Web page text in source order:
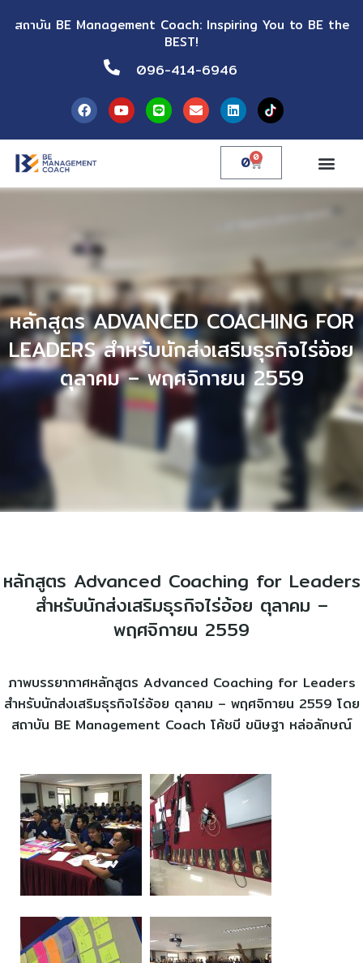
สถาบัน BE Management Coach: Inspiring You to BE the
BEST!
096-414-6946
0 0
หลักสูตร ADVANCED COACHING FOR
LEADERS สำหรับนักส่งเสริมธุรกิจไร่อ้อย
ตุลาคม – พฤศจิกายน 2559
หลักสูตร Advanced Coaching for Leaders
สำหรับนักส่งเสริมธุรกิจไร่อ้อย ตุลาคม –
พฤศจิกายน 2559
ภาพบรรยากาศหลักสูตร Advanced Coaching for Leaders
สำหรับนักส่งเสริมธุรกิจไร่อ้อย ตุลาคม – พฤศจิกายน 2559 โดย
สถาบัน BE Management Coach โค้ชบี ขนิษฐา หล่อลักษณ์